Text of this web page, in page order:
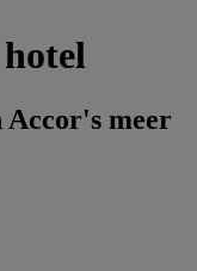
Accor's meer